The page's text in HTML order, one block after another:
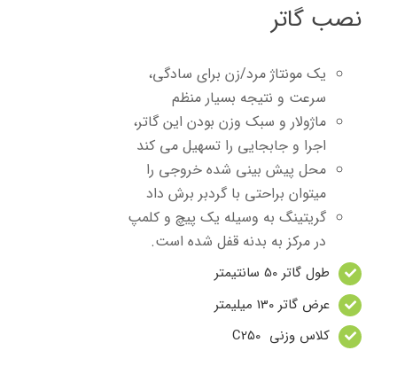
نصب گاتر
یک مونتاژ مرد/زن برای سادگی،
سرعت و نتیجه بسیار منظم
ماژولار و سبک وزن بودن این گاتر،
اجرا و جابجایی را تسهیل می کند
محل پیش بینی شده خروجی را
میتوان براحتی با گردبر برش داد
گریتینگ به وسیله یک پیچ و کلمپ
در مرکز به بدنه قفل شده است.
طول گاتر 50 سانتیمتر
عرض گاتر 130 میلیمتر
کلاس وزنی C250